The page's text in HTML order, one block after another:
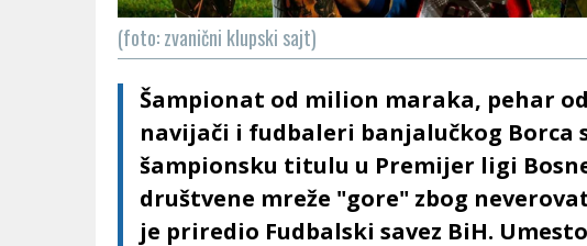
(foto: zvanični klupski sajt)
Šampionat od milion maraka, pehar od
navijači i fudbaleri banjalučkog Borca
šampionsku titulu u Premijer ligi
društvene mreže "gore" zbog
je priredio Fudbalski savez BiH.